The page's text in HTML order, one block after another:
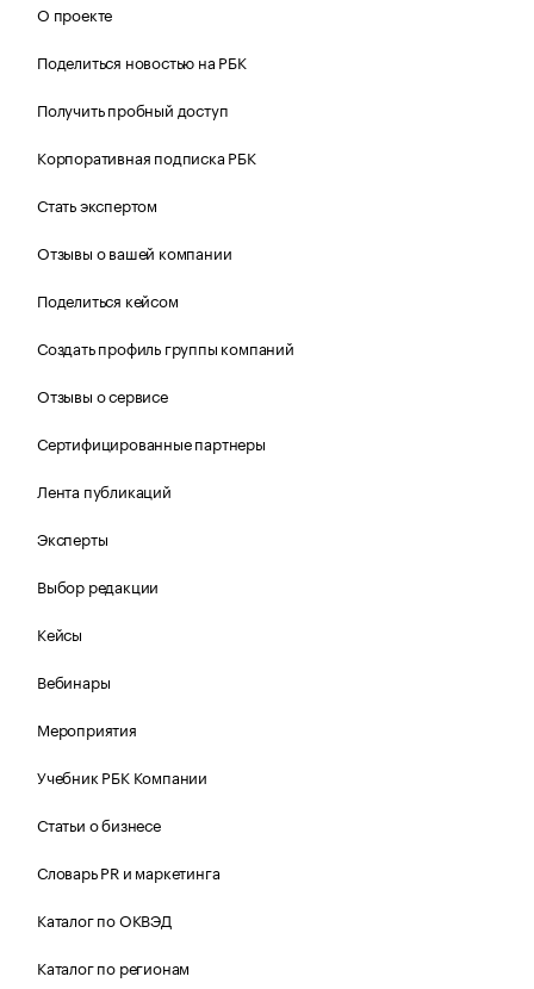
О проекте
Поделиться новостью на РБК
Получить пробный доступ
Корпоративная подписка РБК
Стать экспертом
Отзывы о вашей компании
Поделиться кейсом
Создать профиль группы компаний
Отзывы о сервисе
Сертифицированные партнеры
Лента публикаций
Эксперты
Выбор редакции
Кейсы
Вебинары
Мероприятия
Учебник РБК Компании
Статьи о бизнесе
Словарь PR и маркетинга
Каталог по ОКВЭД
Каталог по регионам